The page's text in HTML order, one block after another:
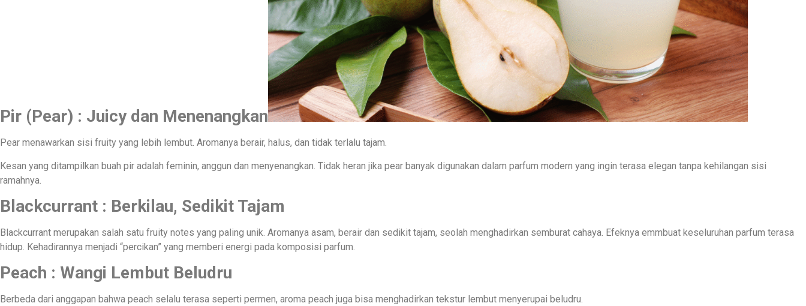
Pir (Pear) : Juicy dan Menenangkan
Pear menawarkan sisi fruity yang lebih lembut. Aromanya berair, halus, dan tidak terlalu tajam.
Kesan yang ditampilkan buah pir adalah feminin, anggun dan menyenangkan. Tidak heran jika pear banyak digunakan dalam parfum modern yang ingin terasa elegan tanpa kehilangan sisi
ramahnya.
Blackcurrant : Berkilau, Sedikit Tajam
Blackcurrant merupakan salah satu fruity notes yang paling unik. Aromanya asam, berair dan sedikit tajam, seolah menghadirkan semburat cahaya. Efeknya emmbuat keseluruhan parfum terasa
hidup. Kehadirannya menjadi “percikan” yang memberi energi pada komposisi parfum.
Peach : Wangi Lembut Beludru
Berbeda dari anggapan bahwa peach selalu terasa seperti permen, aroma peach juga bisa menghadirkan tekstur lembut menyerupai beludru.